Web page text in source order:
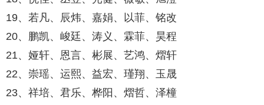
19、若凡、辰炜、嘉娟、以菲、铭改
20、鹏凯、峻廷、涛义、霖菲、昊程
21、娅轩、恩言、彬展、艺鸿、熠轩
22、崇瑶、运熙、益宏、瑾翔、玉晟
23、祥培、君乐、桦阳、熠哲、泽橦